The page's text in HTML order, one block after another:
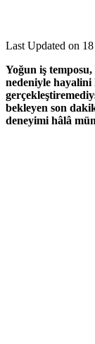
Last Updated on
Yoğun iş
nedeniyle
bekleyen son
deneyimi hâlâ